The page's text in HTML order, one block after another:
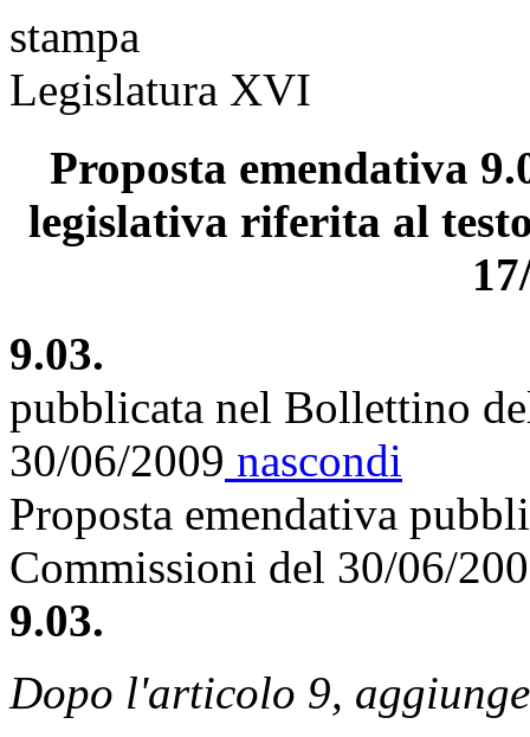
stampa
Legislatura XVI
Proposta emendativa
legislativa riferita al
9.03.
pubblicata nel Bollettino
30/06/2009 nascondi
Proposta emendativa
Commissioni del 30/06/
9.03.
Dopo l'articolo 9,